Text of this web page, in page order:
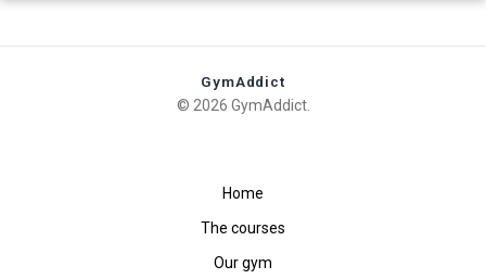
GymAddict
© 2026 GymAddict.
Home
The courses
Our gym